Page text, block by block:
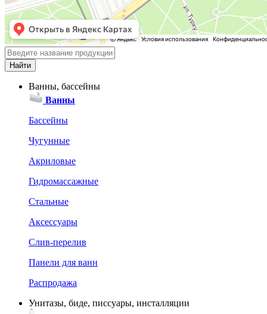
Ванны, бассейны
Ванны
Бассейны
Чугунные
Акриловые
Гидромассажные
Стальные
Аксессуары
Слив-перелив
Панели для ванн
Распродажа
Унитазы, биде, писсуары, инсталляции